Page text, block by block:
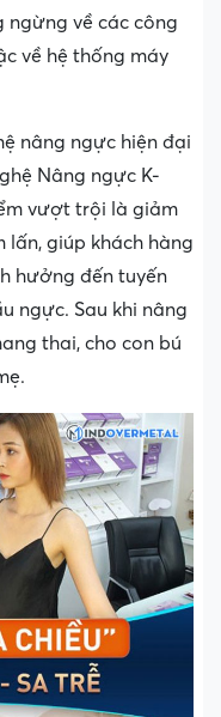
ngừng về các công
về hệ thống máy
nâng ngực hiện đại
Nâng ngực K-
vượt trội là giảm
lấn, giúp khách hàng
hưởng đến tuyến
ngực. Sau khi nâng
thai, cho con bú